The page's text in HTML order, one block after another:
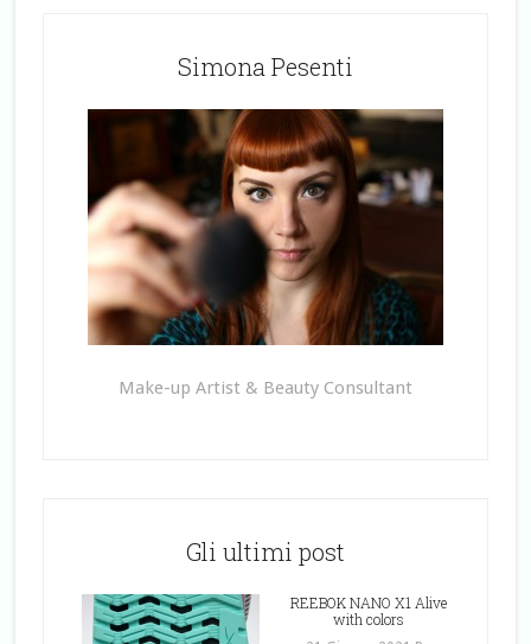
Simona Pesenti
Make-up Artist & Beauty Consultant
Gli ultimi post
REEBOK NANO X1 Alive
with colors